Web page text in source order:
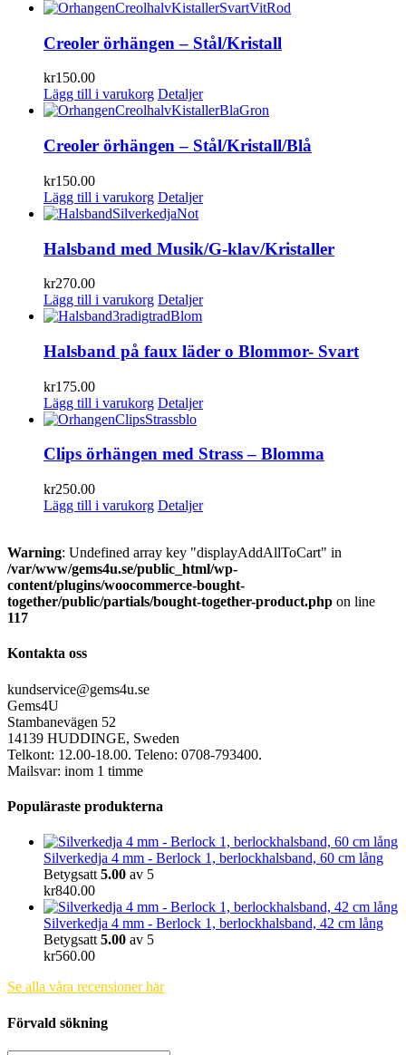
Creoler örhängen – Stål/Kristall
kr150.00
Lägg till i varukorg Detaljer
Creoler örhängen – Stål/Kristall/Blå
kr150.00
Lägg till i varukorg Detaljer
Halsband med Musik/G-klav/Kristaller
kr270.00
Lägg till i varukorg Detaljer
Halsband på faux läder o Blommor- Svart
kr175.00
Lägg till i varukorg Detaljer
Clips örhängen med Strass – Blomma
kr250.00
Lägg till i varukorg Detaljer
Warning: Undefined array key "displayAddAllToCart" in
/var/www/gems4u.se/public_html/wp-
content/plugins/woocommerce-bought-
together/public/partials/bought-together-product.php on line
117
Kontakta oss
kundservice@gems4u.se
Gems4U
Stambanevägen 52
14139 HUDDINGE, Sweden
Telkont: 12.00-18.00. Teleno: 0708-793400.
Mailsvar: inom 1 timme
Populäraste produkterna
Silverkedja 4 mm - Berlock 1, berlockhalsband, 60 cm lång
Betygsatt 5.00 av 5
kr840.00
Silverkedja 4 mm - Berlock 1, berlockhalsband, 42 cm lång
Betygsatt 5.00 av 5
kr560.00
Se alla våra recensioner här
Förvald sökning